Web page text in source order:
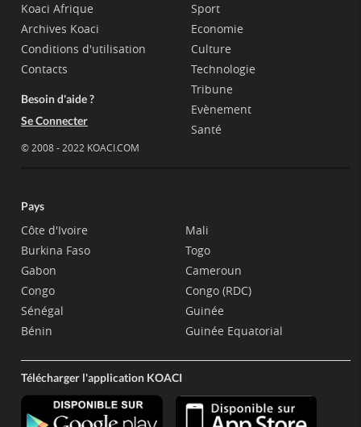
Koaci Afrique
Archives Koaci
Conditions d'utilisation
Contacts
Besoin d'aide ?
Se Connecter
© 2008 - 2022 KOACI.COM
Sport
Economie
Culture
Technologie
Tribune
Evènement
Santé
Pays
Côte d'Ivoire
Burkina Faso
Gabon
Congo
Sénégal
Bénin
Mali
Togo
Cameroun
Congo (RDC)
Guinée
Guinée Equatorial
Télécharger l'application KOACI